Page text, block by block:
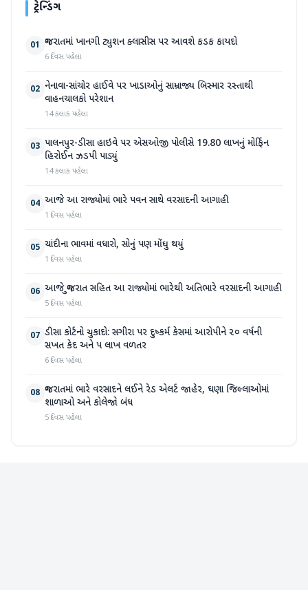
ટ્રેન્ડિંગ
01 ગુજરાતમાં ખાનગી ટ્યુશન ક્લાસીસ પર આવશે કડક કાયદો
6 દિવસ પહેલા
02 નેનાવા-સાંચોર હાઈવે પર ખાડાઓનું સામ્રાજ્ય બિસ્માર રસ્તાથી
વાહનચાલકો પરેશાન
14 કલાક પહેલા
03 પાલનપુર-ડીસા હાઇવે પર એસઓજી પોલીસે 19.80 લાખનું મોર્ફિન
હિરોઈન ઝડપી પાડ્યું
14 કલાક પહેલા
04 આજે આ રાજ્યોમાં ભારે પવન સાથે વરસાદની આગાહી
1 દિવસ પહેલા
05 ચાંદીના ભાવમાં વધારો, સોનું પણ મોંઘુ થયું
1 દિવસ પહેલા
06 આજે ગુજરાત સહિત આ રાજ્યોમાં ભારેથી અતિભારે વરસાદની આગાહી
5 દિવસ પહેલા
07 ડીસા કોર્ટનો ચુકાદો: સગીરા પર દુષ્કર્મ કેસમાં આરોપીને ૨૦ વર્ષની
સખત કેદ અને ૫ લાખ વળતર
6 દિવસ પહેલા
08 ગુજરાતમાં ભારે વરસાદને લઈને રેડ એલર્ટ જાહેર, ઘણા જિલ્લાઓમાં
શાળાઓ અને કોલેજો બંધ
5 દિવસ પહેલા